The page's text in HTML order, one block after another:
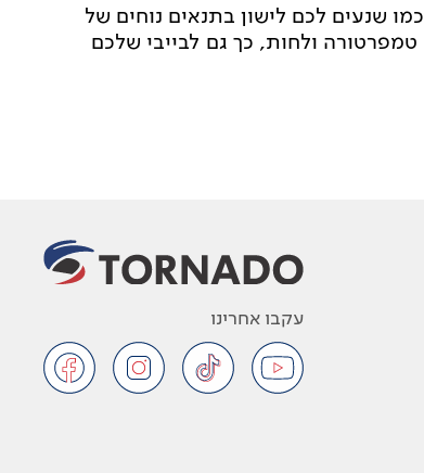
כמו שנעים לכם לישון בתנאים נוחים של
טמפרטורה ולחות, כך גם לבייבי שלכם
עקבו אחרינו